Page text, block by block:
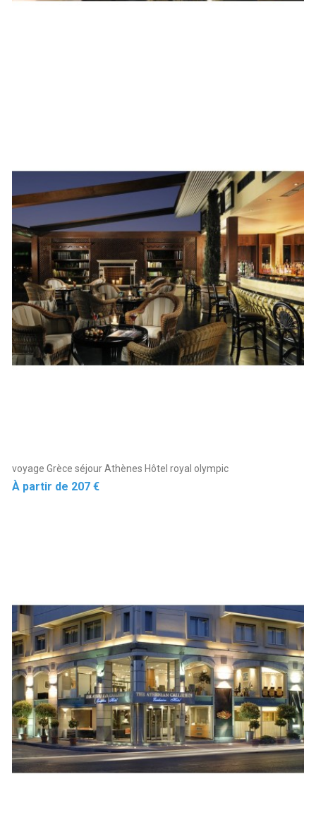
voyage Grèce séjour Athènes Hôtel royal olympic
Prix
À partir de 207 €